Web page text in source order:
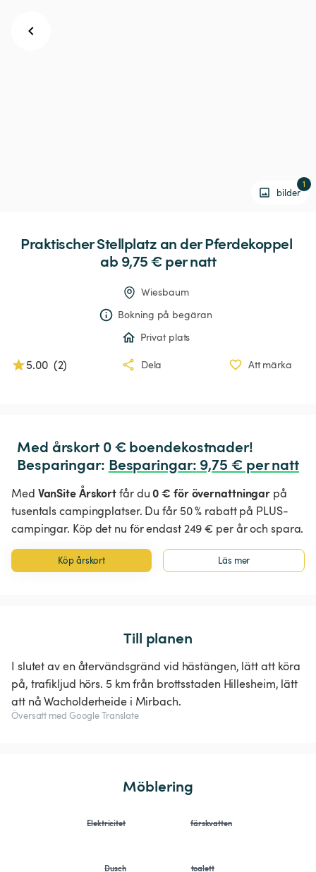
bilder
1
PraktischerStellplatzanderPferdekoppel
ab 9,75 € per natt
Wiesbaum
Bokning på begäran
Privat plats
5.00 (2) Dela Att märka
Med årskort 0 € boendekostnader!
Besparingar: Besparingar: 9,75 € per natt
Med VanSite Årskortfår du0 € för övernattningar på
tusentals campingplatser. Du får 50 % rabatt på PLUS-
campingar. Köp det nu för endast 249 € per år och spara.
Köp årskort Läs mer
Till planen
I slutet av en återvändsgränd vid hästängen, lätt att köra
på, trafikljud hörs. 5 km från brottsstaden Hillesheim, lätt
att nå Wacholderheide i Mirbach.
Översatt med Google Translate
Möblering
Elektricitet färskvatten
Dusch toalett